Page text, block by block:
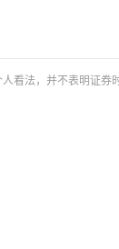
看法，并不表明证券